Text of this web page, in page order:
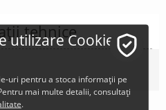
tehnice
utilizare Cookie-
uri pentru a stoca informații pe
mai multe detalii, consultați
.